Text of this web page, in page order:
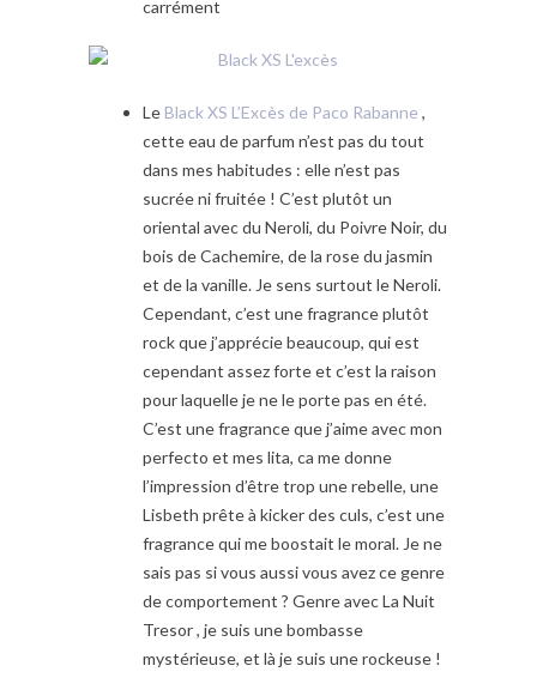
carrément
Le Black XS L’Excès de Paco Rabanne ,
cette eau de parfum n’est pas du tout
dans mes habitudes : elle n’est pas
sucrée ni fruitée ! C’est plutôt un
oriental avec du Neroli, du Poivre Noir, du
bois de Cachemire, de la rose du jasmin
et de la vanille. Je sens surtout le Neroli.
Cependant, c’est une fragrance plutôt
rock que j’apprécie beaucoup, qui est
cependant assez forte et c’est la raison
pour laquelle je ne le porte pas en été.
C’est une fragrance que j’aime avec mon
perfecto et mes lita, ca me donne
l’impression d’être trop une rebelle, une
Lisbeth prête à kicker des culs, c’est une
fragrance qui me boostait le moral. Je ne
sais pas si vous aussi vous avez ce genre
de comportement ? Genre avec La Nuit
Tresor , je suis une bombasse
mystérieuse, et là je suis une rockeuse !